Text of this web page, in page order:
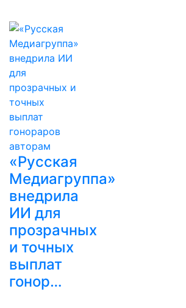
«Русская
Медиагруппа»
внедрила
ИИ для
прозрачных
и точных
выплат
гонор…